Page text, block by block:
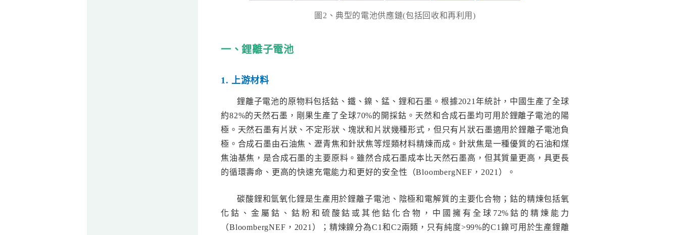
圖2、典型的電池供應鏈(包括回收和再利用)
一、鋰離子電池
1. 上游材料
鋰離子電池的原物料包括鈷、鐵、鎳、錳、鋰和石墨。根據2021年統計，中國生產了全球
約82%的天然石墨，剛果生產了全球70%的開採鈷。天然和合成石墨均可用於鋰離子電池的陽
極。天然石墨有片狀、不定形狀、塊狀和片狀幾種形式，但只有片狀石墨適用於鋰離子電池負
極。合成石墨由石油焦、瀝青焦和針狀焦等烴類材料精煉而成。針狀焦是一種優質的石油和煤
焦油基焦，是合成石墨的主要原料。雖然合成石墨成本比天然石墨高，但其質量更高，具更長
的循環壽命、更高的快速充電能力和更好的安全性（BloombergNEF，2021）。
碳酸鋰和氫氧化鋰是生產用於鋰離子電池、陰極和電解質的主要化合物；鈷的精煉包括氧
化鈷、金屬鈷、鈷粉和硫酸鈷或其他鈷化合物，中國擁有全球72%鈷的精煉能力
（BloombergNEF，2021）；精煉鎳分為C1和C2兩類，只有純度>99%的C1鎳可用於生產鋰離